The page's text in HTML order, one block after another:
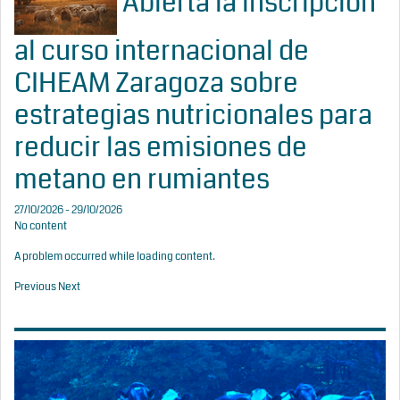
al curso internacional de
CIHEAM Zaragoza sobre
estrategias nutricionales para
reducir las emisiones de
metano en rumiantes
27/10/2026 - 29/10/2026
No content
A problem occurred while loading content.
PreviousNext